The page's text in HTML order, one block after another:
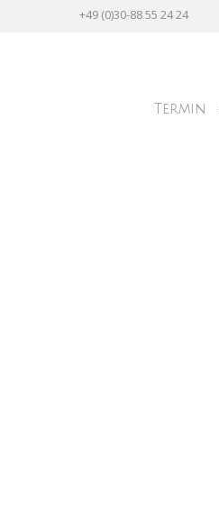
+49 (0)30-88 55 24 24
Termin